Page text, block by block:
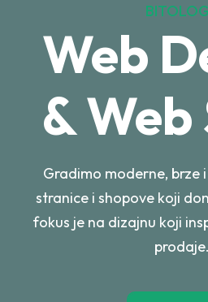
Web
& Web
Gradimo moderne, brze
stranice i shopove koji
fokus je na dizajnu koji
prodaje.